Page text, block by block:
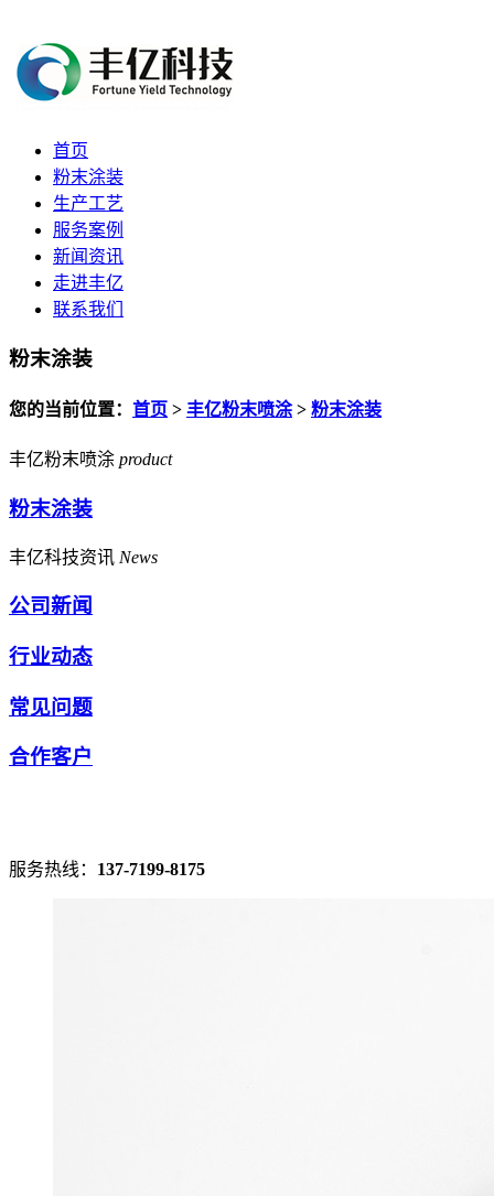
首页
粉末涂装
生产工艺
服务案例
新闻资讯
走进丰亿
联系我们
粉末涂装
您的当前位置： 首页 > 丰亿粉末喷涂> 粉末涂装
丰亿粉末喷涂 product
粉末涂装
丰亿科技资讯 News
公司新闻
行业动态
常见问题
合作客户
服务热线： 137-7199-8175